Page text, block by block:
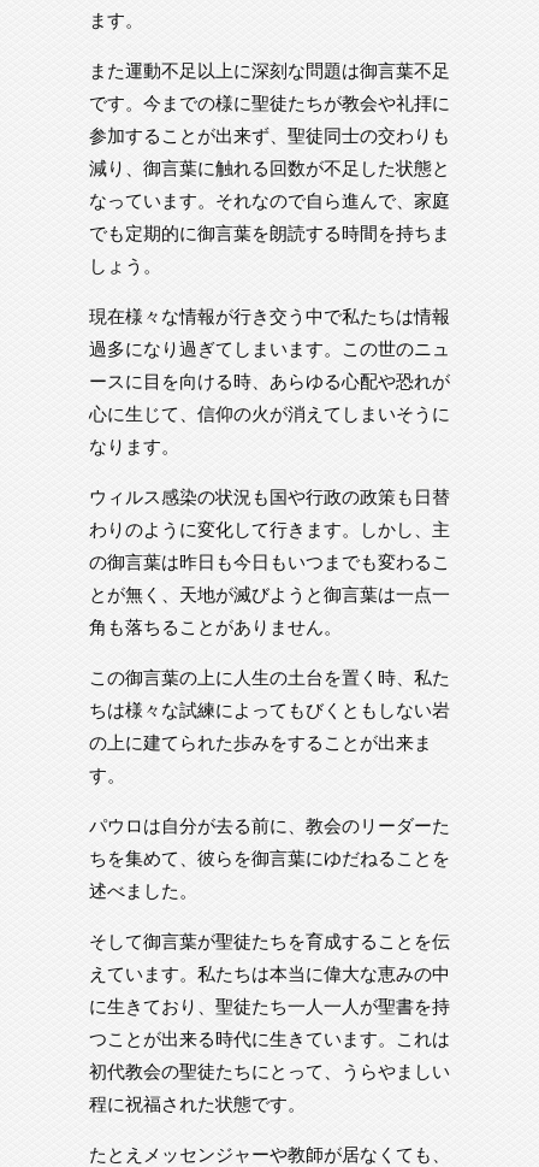
ます。
また運動不足以上に深刻な問題は御言葉不足
です。今までの様に聖徒たちが教会や礼拝に
参加することが出来ず、聖徒同士の交わりも
減り、御言葉に触れる回数が不足した状態と
なっています。それなので自ら進んで、家庭
でも定期的に御言葉を朗読する時間を持ちま
しょう。
現在様々な情報が行き交う中で私たちは情報
過多になり過ぎてしまいます。この世のニュ
ースに目を向ける時、あらゆる心配や恐れが
心に生じて、信仰の火が消えてしまいそうに
なります。
ウィルス感染の状況も国や行政の政策も日替
わりのように変化して行きます。しかし、主
の御言葉は昨日も今日もいつまでも変わるこ
とが無く、天地が滅びようと御言葉は一点一
角も落ちることがありません。
この御言葉の上に人生の土台を置く時、私た
ちは様々な試練によってもびくともしない岩
の上に建てられた歩みをすることが出来ま
す。
パウロは自分が去る前に、教会のリーダーた
ちを集めて、彼らを御言葉にゆだねることを
述べました。
そして御言葉が聖徒たちを育成することを伝
えています。私たちは本当に偉大な恵みの中
に生きており、聖徒たち一人一人が聖書を持
つことが出来る時代に生きています。これは
初代教会の聖徒たちにとって、うらやましい
程に祝福された状態です。
たとえメッセンジャーや教師が居なくても、